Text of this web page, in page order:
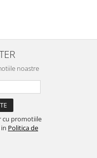
noastre
cu promotiile
Politica de